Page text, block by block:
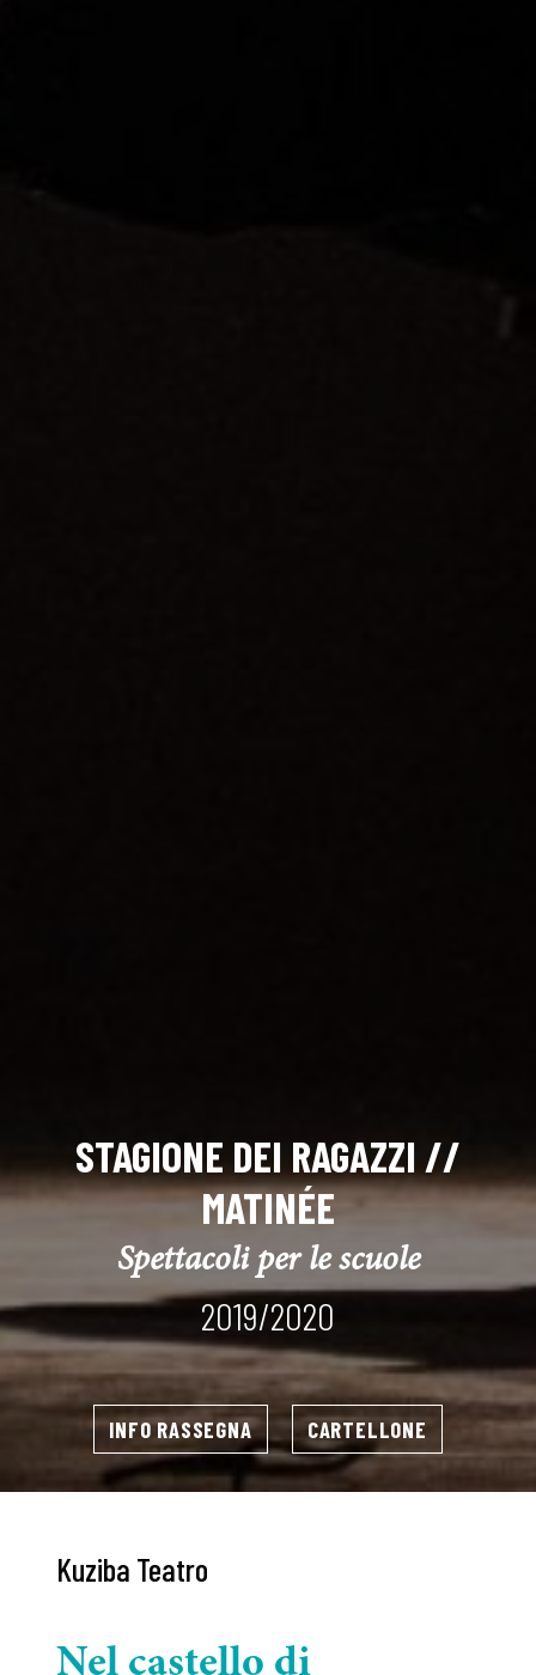
STAGIONE DEI RAGAZZI //
MATINÉE
Spettacoli per le scuole
2019/2020
INFO RASSEGNA CARTELLONE
Kuziba Teatro
Nel castello di